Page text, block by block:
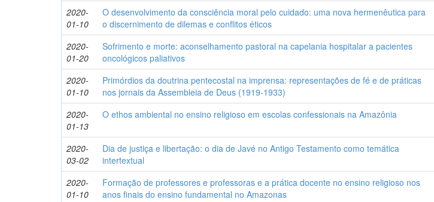
2020-
01-10
O desenvolvimento da consciência moral pelo cuidado: uma nova hermenêutica para
o discernimento de dilemas e conflitos éticos
2020-
01-20
Sofrimento e morte: aconselhamento pastoral na capelania hospitalar a pacientes
oncológicos paliativos
2020-
01-10
Primórdios da doutrina pentecostal na imprensa: representações de fé e de práticas
nos jornais da Assembleia de Deus (1919-1933)
2020-
01-13
O ethos ambiental no ensino religioso em escolas confessionais na Amazônia
2020-
03-02
Dia de justiça e libertação: o dia de Javé no Antigo Testamento como temática
intertextual
2020-
01-10
Formação de professores e professoras e a prática docente no ensino religioso nos
anos finais do ensino fundamental no Amazonas